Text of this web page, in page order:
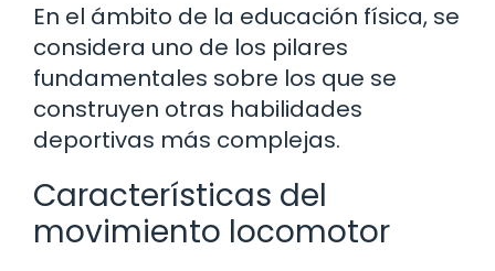
En el ámbito de la educación física, se
considera uno de los pilares
fundamentales sobre los que se
construyen otras habilidades
deportivas más complejas.
Características del
movimiento locomotor